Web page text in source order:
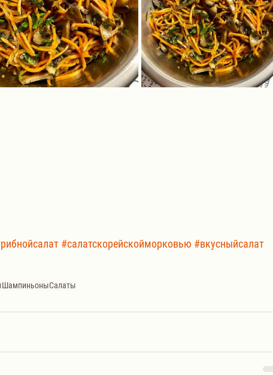
#салатскорейскойморковью #вкусныйсалат
ШампиньоныСалаты